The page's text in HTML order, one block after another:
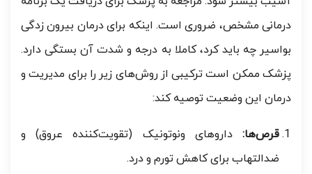
درمانی مشخص، ضروری است. اینکه برای درمان بیرون زدگی
بواسیر چه باید کرد، کاملا به درجه و شدت آن بستگی دارد.
پزشک ممکن است ترکیبی از روش‌های زیر را برای مدیریت و
درمان این وضعیت توصیه کند:
قرص‌ها: داروهای ونوتونیک (تقویت‌کننده عروق) و
ضدالتهاب برای کاهش تورم و درد.